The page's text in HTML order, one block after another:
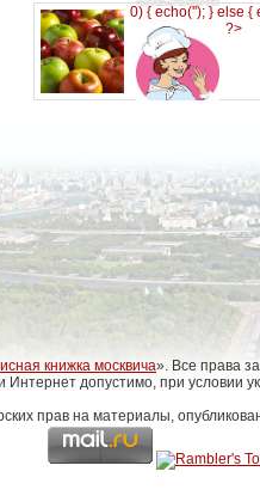
0) { echo(''); } else {
?>
книжка москвича». Все права
Интернет допустимо, при условии
прав на материалы,